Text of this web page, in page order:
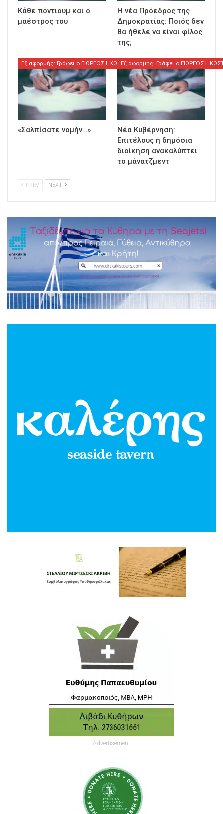
Κάθε πόντιουμ και ο
μαέστρος του
Η νέα Πρόεδρος της
Δημοκρατίας: Ποιός δεν
θα ήθελε να είναι φίλος
της;
Εξ αφορμής: Γράφει ο ΓΙΩΡΓΟΣ Ι. ΚΩΣΤΟΥΛΑΣ
«Σαλπίσατε νομήν…»
Εξ αφορμής: Γράφει ο ΓΙΩΡΓΟΣ Ι.
Νέα Κυβέρνηση:
Επιτέλους η δημόσια
διοίκηση ανακαλύπτει
το μάνατζμεντ
PREV NEXT
Advertisement